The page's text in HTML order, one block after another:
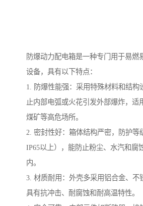
防爆动力配电箱是一种专门用于易燃
设备，具有以下特点：
1. 防爆性能强：采用特殊材料和结构
止内部电弧或火花引发外部爆炸，适
煤矿等高危场所。
2. 密封性好：箱体结构严密，防护等
IP65以上），能防止粉尘、水汽和腐
内。
3. 材质耐用：外壳多采用铝合金、不
具有抗冲击、耐腐蚀和耐高温特性。